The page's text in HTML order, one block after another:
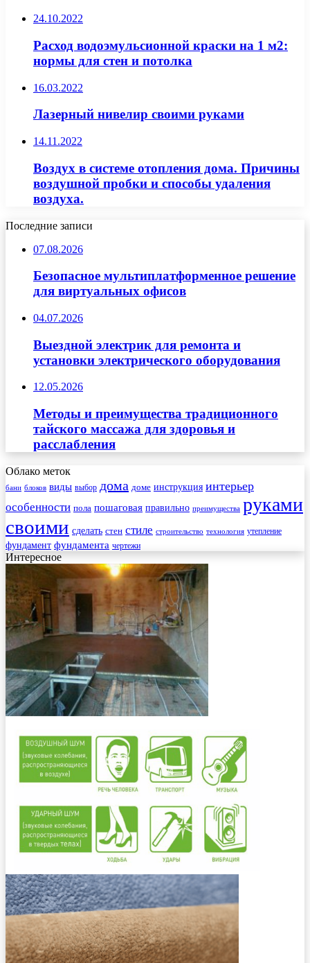
24.10.2022
Расход водоэмульсионной краски на 1 м2:
нормы для стен и потолка
16.03.2022
Лазерный нивелир своими руками
14.11.2022
Воздух в системе отопления дома. Причины
воздушной пробки и способы удаления
воздуха.
Последние записи
07.08.2026
Безопасное мультиплатформенное решение
для виртуальных офисов
04.07.2026
Выездной электрик для ремонта и
установки электрического оборудования
12.05.2026
Методы и преимущества традиционного
тайского массажа для здоровья и
расслабления
Облако меток
бани блоков виды выбор дома доме инструкция интерьер
особенности пола пошаговая правильно преимущества руками
своими сделать стен стиле строительство технология утепление
фундамент фундамента чертежи
Интересное